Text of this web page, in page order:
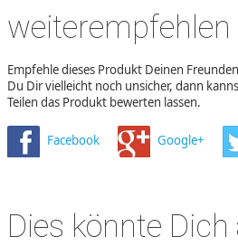
weiterempfehlen
Empfehle dieses Produkt Deinen
Du Dir vielleicht noch unsicher, dann
Teilen das Produkt bewerten lassen.
Facebook Google+
Dies könnte Dich